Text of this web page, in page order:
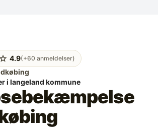
star 4.9(+60 anmeldelser)
i langeland kommune